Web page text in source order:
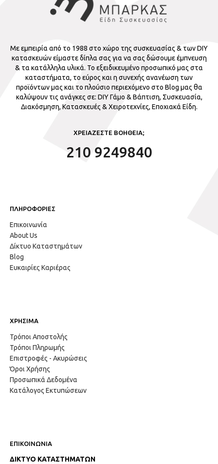
Με εμπειρία από το 1988 στο χώρο της συσκευασίας & των DIY
κατασκευών είμαστε δίπλα σας για να σας δώσουμε έμπνευση
& τα κατάλληλα υλικά. Το εξειδικευμένο προσωπικό μας στα
καταστήματα, το εύρος και η συνεχής ανανέωση των
προϊόντων μας και το πλούσιο περιεχόμενο στο Blog μας θα
καλύψουν τις ανάγκες σε: DIY Γάμο & Βάπτιση, Συσκευασία,
Διακόσμηση, Κατασκευές & Χειροτεχνίες, Εποχιακά Είδη.
ΧΡΕΙΑΖΕΣΤΕ ΒΟΗΘΕΙΑ;
210 9249840
ΠΛΗΡΟΦΟΡΙΕΣ
Επικοινωνία
About Us
Δίκτυο Καταστημάτων
Blog
Ευκαιρίες Καριέρας
ΧΡΗΣΙΜΑ
Τρόποι Αποστολής
Τρόποι Πληρωμής
Επιστροφές - Ακυρώσεις
Όροι Χρήσης
Προσωπικά Δεδομένα
Κατάλογος Εκτυπώσεων
ΕΠΙΚΟΙΝΩΝΙΑ
ΔΙΚΤΥΟ ΚΑΤΑΣΤΗΜΑΤΩΝ